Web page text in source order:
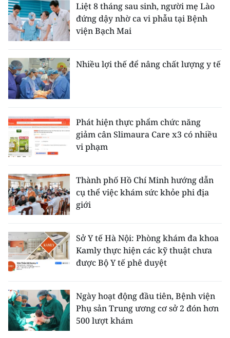
Liệt 8 tháng sau sinh, người mẹ Lào
đứng dậy nhờ ca vi phẫu tại Bệnh
viện Bạch Mai
Nhiều lợi thế để nâng chất lượng y tế
Phát hiện thực phẩm chức năng
giảm cân Slimaura Care x3 có nhiều
vi phạm
Thành phố Hồ Chí Minh hướng dẫn
cụ thể việc khám sức khỏe phi địa
giới
Sở Y tế Hà Nội: Phòng khám đa khoa
Kamly thực hiện các kỹ thuật chưa
được Bộ Y tế phê duyệt
Ngày hoạt động đầu tiên, Bệnh viện
Phụ sản Trung ương cơ sở 2 đón hơn
500 lượt khám